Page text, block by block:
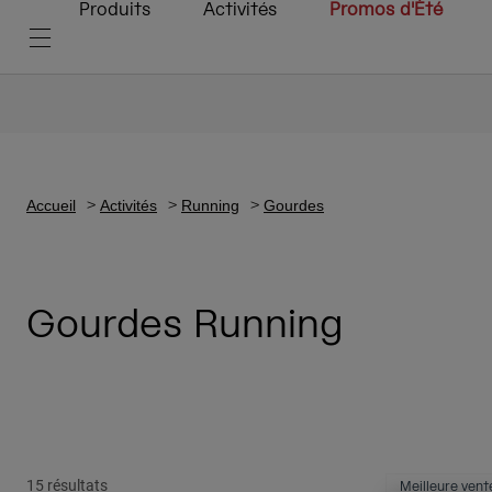
Produits Activités Promos d'Été
Accueil Activités Running Gourdes
Gourdes Running
15 résultats Meilleure